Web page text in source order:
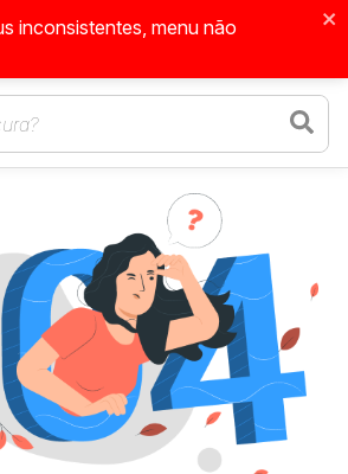
inconsistentes, menu não